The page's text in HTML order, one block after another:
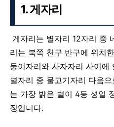
1. 게자리
게자리는 별자리 12자리 중
리는 북쪽 천구 반구에 위치
둥이자리와 사자자리 사이에
별자리 중 물고기자리 다음
는 가장 밝은 별이 4등 성일
징입니다.